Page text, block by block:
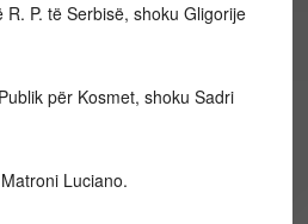
P. të Serbisë, shoku Gligorije
për Kosmet, shoku Sadri
Luciano.